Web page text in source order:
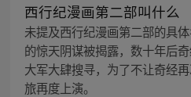
西行纪漫画第二部叫什么
未提及西行纪漫画第二部的具
的惊天阴谋被揭露，数十年后
大军大肆搜寻，为了不让奇经
旅再度上演。